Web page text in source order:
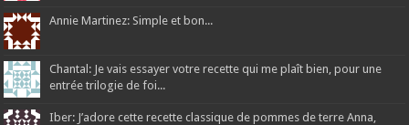
Annie Martinez: Simple et bon...
Chantal: Je vais essayer votre recette qui me plaît bien, pour une
entrée trilogie de foi...
Iber: J’adore cette recette classique de pommes de terre Anna,